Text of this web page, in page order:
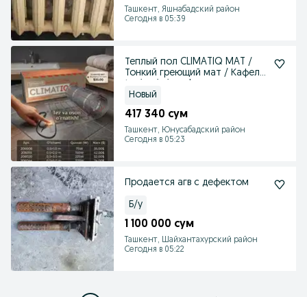
Ташкент, Яшнабадский район
Сегодня в 05:39
Теплый пол CLIMATIQ MAT /
Тонкий греющий мат / Кафель
Новый
417 340 сум
Ташкент, Юнусабадский район
Сегодня в 05:23
Продается агв с дефектом
Б/у
1 100 000 сум
Ташкент, Шайхантахурский район
Сегодня в 05:22